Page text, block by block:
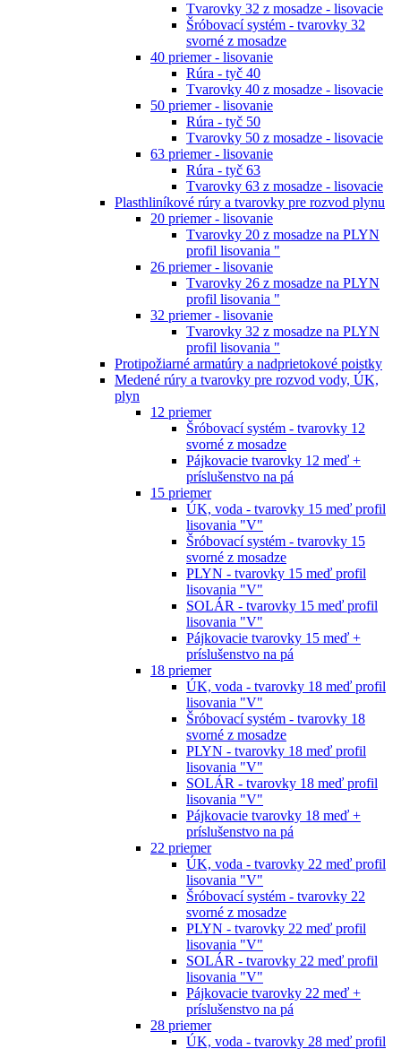
Tvarovky 32 z mosadze - lisovacie
Šróbovací systém - tvarovky 32
svorné z mosadze
40 priemer - lisovanie
Rúra - tyč 40
Tvarovky 40 z mosadze - lisovacie
50 priemer - lisovanie
Rúra - tyč 50
Tvarovky 50 z mosadze - lisovacie
63 priemer - lisovanie
Rúra - tyč 63
Tvarovky 63 z mosadze - lisovacie
Plasthliníkové rúry a tvarovky pre rozvod plynu
20 priemer - lisovanie
Tvarovky 20 z mosadze na PLYN
profil lisovania "
26 priemer - lisovanie
Tvarovky 26 z mosadze na PLYN
profil lisovania "
32 priemer - lisovanie
Tvarovky 32 z mosadze na PLYN
profil lisovania "
Protipožiarné armatúry a nadprietokové poistky
Medené rúry a tvarovky pre rozvod vody, ÚK,
plyn
12 priemer
Šróbovací systém - tvarovky 12
svorné z mosadze
Pájkovacie tvarovky 12 meď +
príslušenstvo na pá
15 priemer
ÚK, voda - tvarovky 15 meď profil
lisovania "V"
Šróbovací systém - tvarovky 15
svorné z mosadze
PLYN - tvarovky 15 meď profil
lisovania "V"
SOLÁR - tvarovky 15 meď profil
lisovania "V"
Pájkovacie tvarovky 15 meď +
príslušenstvo na pá
18 priemer
ÚK, voda - tvarovky 18 meď profil
lisovania "V"
Šróbovací systém - tvarovky 18
svorné z mosadze
PLYN - tvarovky 18 meď profil
lisovania "V"
SOLÁR - tvarovky 18 meď profil
lisovania "V"
Pájkovacie tvarovky 18 meď +
príslušenstvo na pá
22 priemer
ÚK, voda - tvarovky 22 meď profil
lisovania "V"
Šróbovací systém - tvarovky 22
svorné z mosadze
PLYN - tvarovky 22 meď profil
lisovania "V"
SOLÁR - tvarovky 22 meď profil
lisovania "V"
Pájkovacie tvarovky 22 meď +
príslušenstvo na pá
28 priemer
ÚK, voda - tvarovky 28 meď profil